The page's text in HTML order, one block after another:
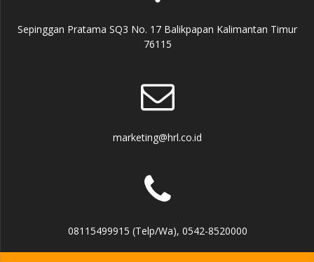
Sepinggan Pratama SQ3 No. 17 Balikpapan Kalimantan Timur
76115
marketing@hrl.co.id
08115499915 (Telp/Wa), 0542-8520000